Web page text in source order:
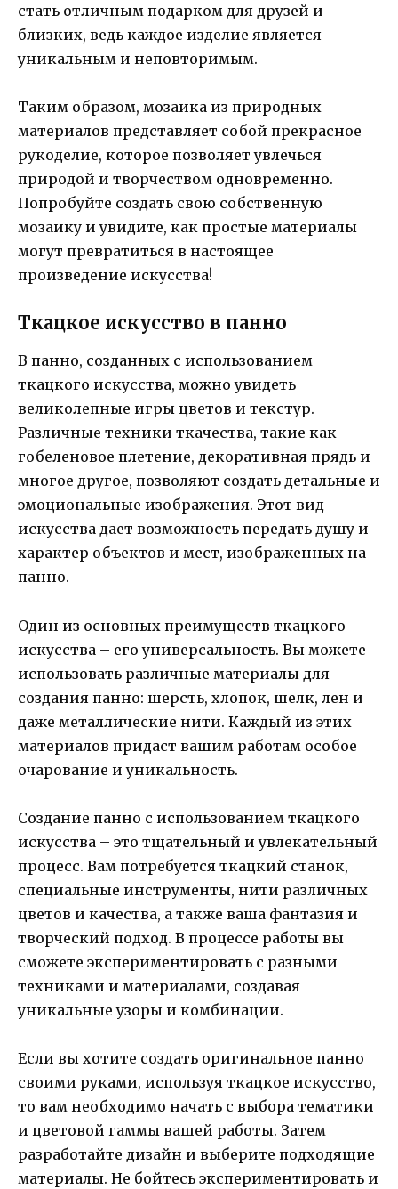
стать отличным подарком для друзей и
близких, ведь каждое изделие является
уникальным и неповторимым.
Таким образом, мозаика из природных
материалов представляет собой прекрасное
рукоделие, которое позволяет увлечься
природой и творчеством одновременно.
Попробуйте создать свою собственную
мозаику и увидите, как простые материалы
могут превратиться в настоящее
произведение искусства!
Ткацкое искусство в панно
В панно, созданных с использованием
ткацкого искусства, можно увидеть
великолепные игры цветов и текстур.
Различные техники ткачества, такие как
гобеленовое плетение, декоративная прядь и
многое другое, позволяют создать детальные и
эмоциональные изображения. Этот вид
искусства дает возможность передать душу и
характер объектов и мест, изображенных на
панно.
Один из основных преимуществ ткацкого
искусства – его универсальность. Вы можете
использовать различные материалы для
создания панно: шерсть, хлопок, шелк, лен и
даже металлические нити. Каждый из этих
материалов придаст вашим работам особое
очарование и уникальность.
Создание панно с использованием ткацкого
искусства – это тщательный и увлекательный
процесс. Вам потребуется ткацкий станок,
специальные инструменты, нити различных
цветов и качества, а также ваша фантазия и
творческий подход. В процессе работы вы
сможете экспериментировать с разными
техниками и материалами, создавая
уникальные узоры и комбинации.
Если вы хотите создать оригинальное панно
своими руками, используя ткацкое искусство,
то вам необходимо начать с выбора тематики
и цветовой гаммы вашей работы. Затем
разработайте дизайн и выберите подходящие
материалы. Не бойтесь экспериментировать и